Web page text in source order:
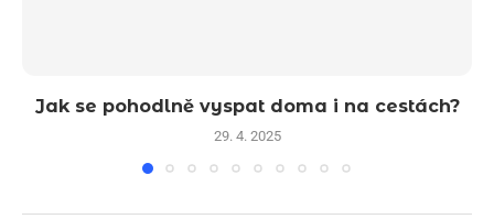
Jak se pohodlně vyspat doma i na cestách?
29. 4. 2025